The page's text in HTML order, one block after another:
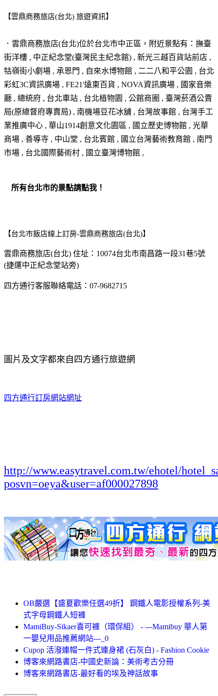
【雲鼎商務旅店(台北) 旅遊資訊】
．雲鼎商務旅店(台北)位於台北市中正區 ，附近景點有：撫臺
街洋樓 , 中正紀念堂(臺灣民主紀念館) , 新光三越百貨站前店 ,
牯嶺街小劇場 , 承恩門 , 自來水博物館 , 二二八和平公園 , 台北
彩虹3C資訊廣場 , FE21'遠東百貨 , NOVA資訊廣場 , 國家音樂
廳 , 總統府 , 台北車站 , 台北植物園 , 公館商圈 , 臺灣菸酒公賣
局(原總督府專賣局) , 南機場豆花冰舖 , 台灣故事館 , 台灣手工
業推廣中心 , 華山1914創意文化園區 , 國立歷史博物館 , 光華
商場 , 善導寺 , 中山堂 , 台北賓館 , 國立台灣藝術教育館 , 南門
市場 , 台北國際藝術村 , 國立臺灣博物館 ,
所有台北市的景點請點我！
【台北市飯店線上訂房-雲鼎商務旅店(台北)】
雲鼎商務旅店(台北) 住址：10074台北市南昌路一段31巷5號
(捷運中正紀念堂站旁)
四方通行客服聯絡電話：07-9682715
圖片及文字都來自四方通行旅遊網
四方通行訂房網站網址
http://www.easytravel.com.tw/ehotel/
posvn=oeya&user=af000027898
OB嚴選【盛夏歡樂任選49折】 鋼鐵人電影授權系列-美
式字母鋼鐵人短褲
MamiBuy-Sikaer喜可褲（環保組） - ---Mamibuy 華人第
一嬰兒用品推薦網站---_0
Cupop 活潑連帽一件式連身裙 (石灰白) - Fashion Cookie
博客來網路書店-中國史新論：美術考古分冊
博客來網路書店-最好看的埃及神話故事